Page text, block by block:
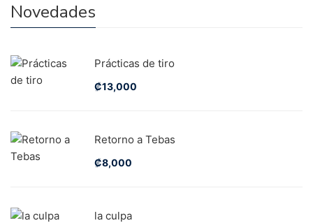
Novedades
Prácticas de tiro
₡13,000
Retorno a Tebas
₡8,000
la culpa